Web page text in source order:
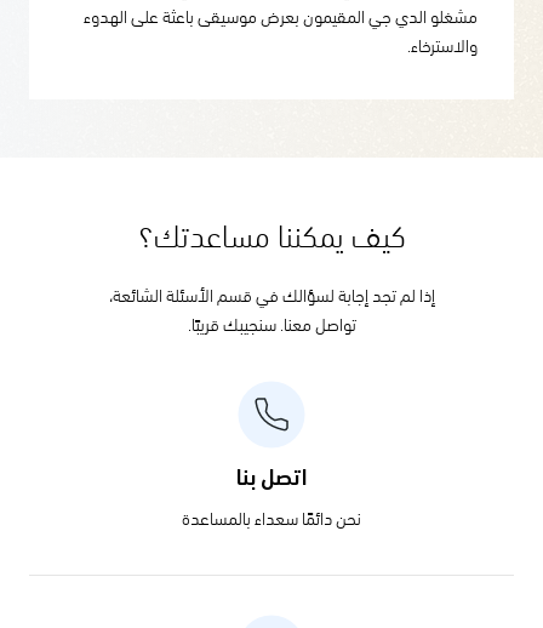
مشغلو الدي جي المقيمون بعرض موسيقى باعثة على الهدوء
والاسترخاء.
كيف يمكننا مساعدتك؟
إذا لم تجد إجابة لسؤالك في قسم الأسئلة الشائعة،
تواصل معنا. سنجيبك قريبًا.
اتصل بنا
نحن دائمًا سعداء بالمساعدة